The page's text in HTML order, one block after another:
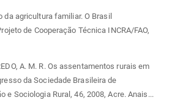
da agricultura familiar. O Brasil
de Cooperação Técnica INCRA/FAO,
A. M. R. Os assentamentos rurais em
da Sociedade Brasileira de
e Sociologia Rural, 46, 2008, Acre. Anais...